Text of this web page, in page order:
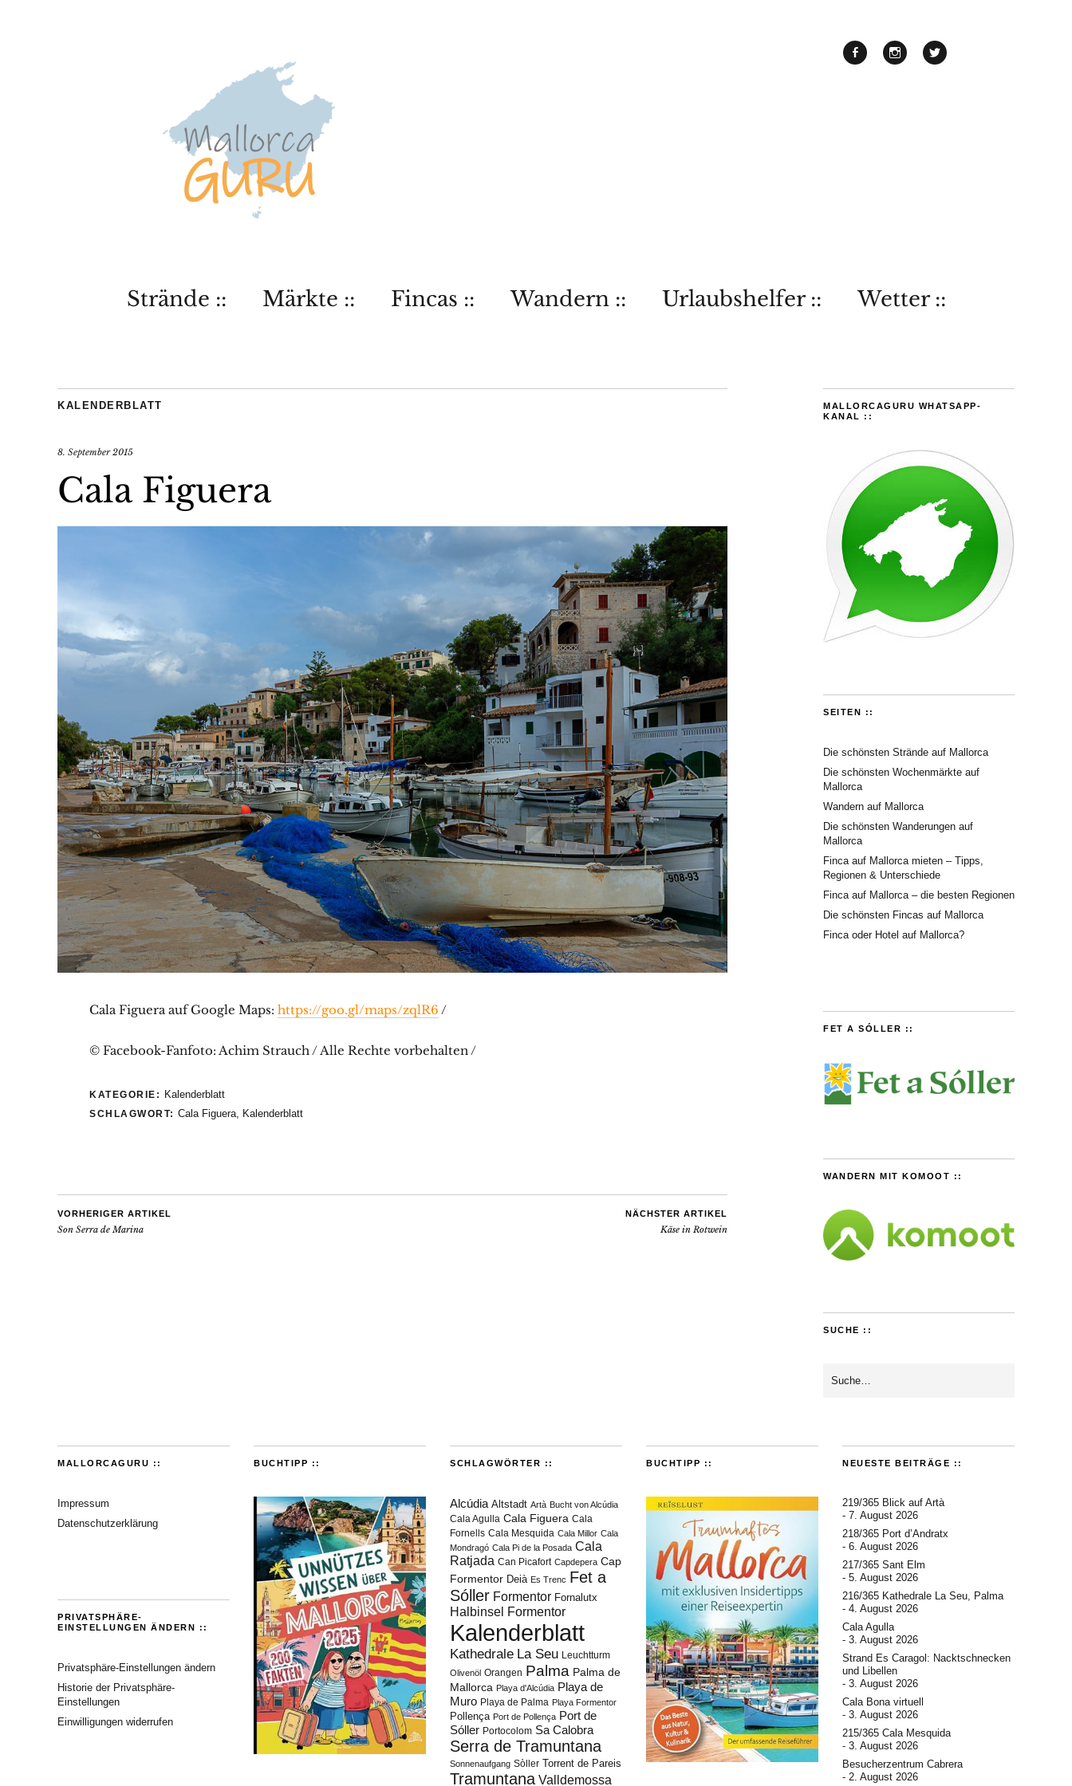
Strände :: Märkte :: Fincas :: Wandern :: Urlaubshelfer :: Wetter ::
KALENDERBLATT
8. September 2015
Cala Figuera
Cala Figuera auf Google Maps: https://goo.gl/maps/zqlR6 /
© Facebook-Fanfoto: Achim Strauch / Alle Rechte vorbehalten /
KATEGORIE: Kalenderblatt
SCHLAGWORT: Cala Figuera, Kalenderblatt
VORHERIGER ARTIKEL
Son Serra de Marina
NÄCHSTER ARTIKEL
Käse in Rotwein
MALLORCAGURU WHATSAPP-
KANAL ::
SEITEN ::
Die schönsten Strände auf Mallorca
Die schönsten Wochenmärkte auf
Mallorca
Wandern auf Mallorca
Die schönsten Wanderungen auf
Mallorca
Finca auf Mallorca mieten – Tipps,
Regionen & Unterschiede
Finca auf Mallorca – die besten Regionen
Die schönsten Fincas auf Mallorca
Finca oder Hotel auf Mallorca?
FET A SÓLLER ::
WANDERN MIT KOMOOT ::
SUCHE ::
MALLORCAGURU ::
Impressum
Datenschutzerklärung
PRIVATSPHÄRE-
EINSTELLUNGEN ÄNDERN ::
Privatsphäre-Einstellungen ändern
Historie der Privatsphäre-
Einstellungen
Einwilligungen widerrufen
BUCHTIPP :: SCHLAGWÖRTER ::
Alcúdia Altstadt Artà Bucht von Alcúdia
Cala Agulla Cala Figuera Cala
Fornells Cala Mesquida Cala Millor Cala
Mondragó Cala Pi de la Posada Cala
Ratjada Can Picafort Capdepera Cap
Formentor Deià Es Trenc Fet a
Sóller Formentor Fornalutx
Halbinsel Formentor
Kalenderblatt
Kathedrale La Seu Leuchtturm
Olivenöl Orangen Palma Palma de
Mallorca Playa d'Alcúdia Playa de
Muro Playa de Palma Playa Formentor
Pollença Port de Pollença Port de
Sóller Portocolom Sa Calobra
Serra de Tramuntana
Sonnenaufgang Sòller Torrent de Pareis
Tramuntana Valldemossa
BUCHTIPP :: NEUESTE BEITRÄGE ::
219/365 Blick auf Artà
7. August 2026
218/365 Port d’Andratx
6. August 2026
217/365 Sant Elm
5. August 2026
216/365 Kathedrale La Seu, Palma
4. August 2026
Cala Agulla
3. August 2026
Strand Es Caragol: Nacktschnecken
und Libellen
3. August 2026
Cala Bona virtuell
3. August 2026
215/365 Cala Mesquida
3. August 2026
Besucherzentrum Cabrera
2. August 2026